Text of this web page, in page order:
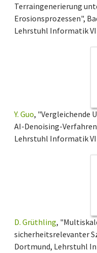
Terraingenerierung
Erosionsprozessen",
Lehrstuhl Informatik
Y. Guo, "Vergleichende
AI-Denoising-
Lehrstuhl Informatik
D. Grüthling,
sicherheitsrelevanter
Dortmund, Lehrstuhl